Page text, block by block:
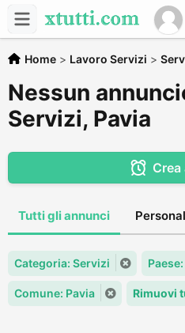
Home > Lavoro Servizi >
Nessun
Servizi, Pavia
Tutti gli annunci
Categoria: Servizi
Comune: Pavia Rimuovi